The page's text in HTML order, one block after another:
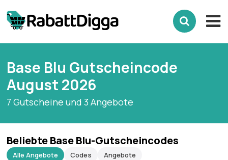
Base Blu Gutscheincode
August 2026
7 Gutscheine und 3 Angebote
Beliebte Base Blu-Gutscheincodes
Alle Angebote Codes Angebote